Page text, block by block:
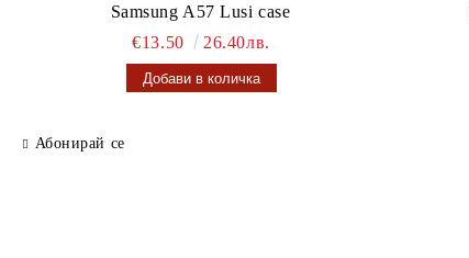
Samsung A57 Lusi case
€13.50
26.40лв.
Абонирай се